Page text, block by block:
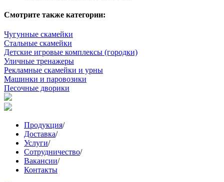
Смотрите также категории:
Чугунные скамейки
Стальные скамейки
Детские игровые комплексы (городки)
Уличные тренажеры
Рекламные скамейки и урны
Машинки и паровозики
Песочные дворики
Продукция/
Доставка/
Услуги/
Сотрудничество/
Вакансии/
Контакты